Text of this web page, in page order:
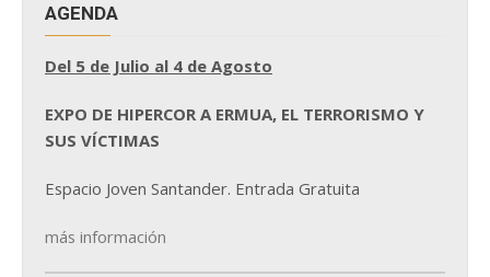
AGENDA
Del 5 de Julio al 4 de Agosto
EXPO DE HIPERCOR A ERMUA, EL TERRORISMO Y
SUS VÍCTIMAS
Espacio Joven Santander. Entrada Gratuita
más información